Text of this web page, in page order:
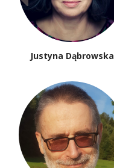
Justyna Dąbrowska